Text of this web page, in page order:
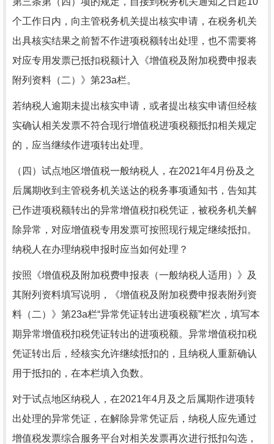
个工作日内，向主管税务机关提出核实申请，在税务机关
出具核实结果之前暂不作进项税额转出处理，也不需要将
对应专用发票已抵扣税额计入《增值税及附加税费申报表
附列资料（二）》第23a栏。
若纳税人逾期未提出核实申请，或者提出核实申请但经核
实确认相关发票不符合现行增值税进项税额抵扣相关规定
的，应当继续作进项转出处理。
（四）试点地区增值税一般纳税人，在2021年4月份及之
后属期收到主管税务机关送达的税务事项通知书，告知其
已作进项税额转出的异常增值税扣税凭证，被税务机关解
除异常，对应增值税专用发票可按照现行规定继续抵扣。
纳税人在办理纳税申报时应当如何处理？
按照《增值税及附加税费申报表（一般纳税人适用）》及
其附列资料填写说明，《增值税及附加税费申报表附列资
料（二）》第23a栏“异常凭证转出进项税额”栏次，填写本
期异常增值税扣税凭证转出的进项税额。异常增值税扣税
凭证转出后，经核实允许继续抵扣的，且纳税人重新确认
用于抵扣的，在本栏填入负数。
对于试点地区纳税人，在2021年4月及之后属期作进项转
出处理的异常凭证，在解除异常凭证后，纳税人应先通过
增值税发票综合服务平台对相关发票再次进行抵扣勾选，